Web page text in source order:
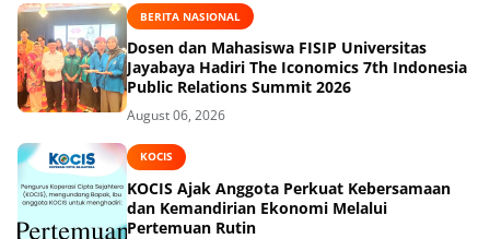
BERITA NASIONAL
Dosen dan Mahasiswa FISIP Universitas
Jayabaya Hadiri The Iconomics 7th Indonesia
Public Relations Summit 2026
August 06, 2026
KOCIS
KOCIS Ajak Anggota Perkuat Kebersamaan
dan Kemandirian Ekonomi Melalui
Pertemuan Rutin